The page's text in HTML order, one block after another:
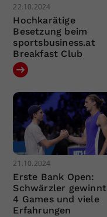
22.10.2024
Hochkarätige
Besetzung beim
sportsbusiness.at
Breakfast Club
21.10.2024
Erste Bank Open:
Schwärzler gewinnt
4 Games und viele
Erfahrungen